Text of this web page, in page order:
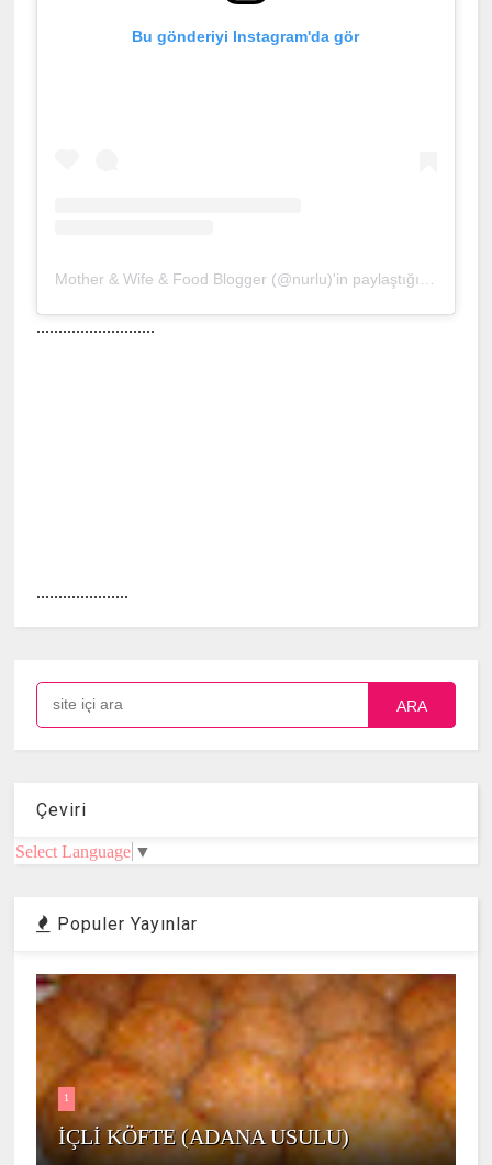
Bu gönderiyi Instagram'da gör
Mother & Wife & Food Blogger (@nurlu)'in paylaştığı bir gönderi
...........................
.....................
ARA
Çeviri
Select Language ▼
Populer Yayınlar
1
İÇLİ KÖFTE (ADANA USULU)